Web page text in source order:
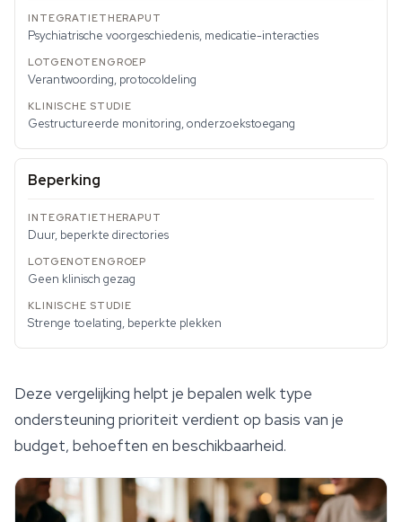
Psychiatrische voorgeschiedenis, medicatie-interacties
Verantwoording, protocoldeling
Gestructureerde monitoring, onderzoekstoegang
Beperking
Duur, beperkte directories
Geen klinisch gezag
Strenge toelating, beperkte plekken
Deze vergelijking helpt je bepalen welk type
ondersteuning prioriteit verdient op basis van je
budget, behoeften en beschikbaarheid.